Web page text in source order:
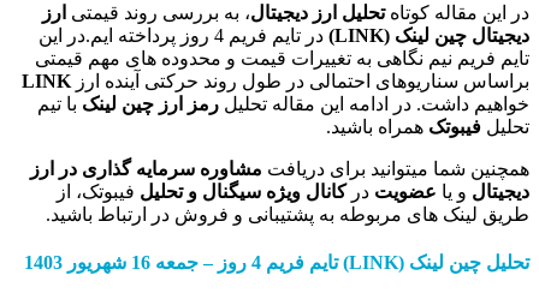
کوتاهتحلیل ارز دیجیتال ، به بررسی روند قیمتیارز
لینک(LINK)
در تایم فریم 4 روز پرداخته ایم.در این
نیم نگاهی به تغییرات قیمت و محدوده های مهم قیمتی
احتمالی در طول روند حرکتی آینده ارزLINK
در ادامه این مقاله تحلیلرمز ارز چین لینکبا تیم
همراه باشید.
میتوانید برای دریافتمشاوره سرمایه گذاری در ارز
یاعضویتدرکانال ویژه سیگنال و تحلیل فیبوتک، از
های مربوطه به پشتیبانی و فروش در ارتباط باشید.
لینک (LINK) تایمفریم 4روز – جمعه 16 شهریور 1403